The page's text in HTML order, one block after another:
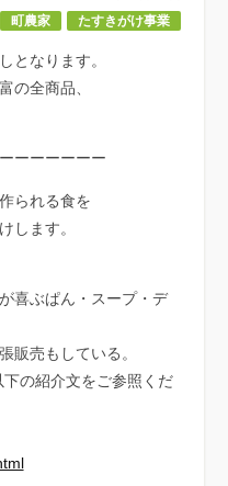
たすきがけ事業
町農家
となります。
の全商品、
ーーーーーー
られる食を
します。
喜ぶぱん・スープ・デ
販売もしている。
の紹介文をご参照くだ